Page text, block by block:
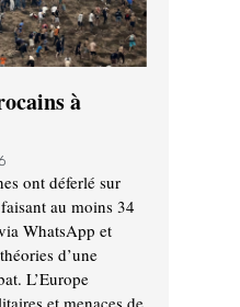
à
ont déferlé sur
au moins 34
WhatsApp et
d’une
L’Europe